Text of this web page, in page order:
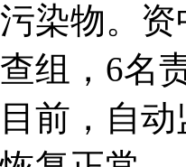
染物。
组，6名
前，自